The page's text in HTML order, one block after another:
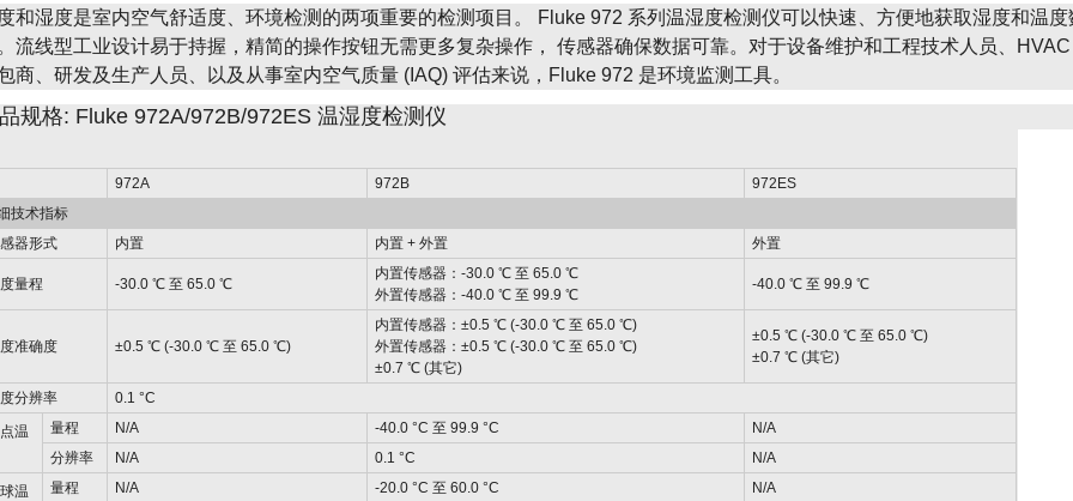
和湿度是室内空气舒适度、环境检测的两项重要的检测项目。 Fluke 972 系列温湿度检测仪可以快速、方便地获取湿度和温度
流线型工业设计易于持握，精简的操作按钮无需更多复杂操作， 传感器确保数据可靠。对于设备维护和工程技术人员、
商、研发及生产人员、以及从事室内空气质量 (IAQ) 评估来说，Fluke 972 是环境监测工具。
规格: Fluke 972A/972B/972ES 温湿度检测仪
972A 972B
972ES
技术指标
器形式
内置 内置 + 外置 外置
量程 -30.0 ℃ 至 65.0 ℃
内置传感器：-30.0 ℃ 至 65.0 ℃
外置传感器：-40.0 ℃ 至 99.9 ℃
-40.0 ℃ 至 99.9 ℃
准确度 ±0.5 ℃ (-30.0 ℃ 至 65.0 ℃)
内置传感器：±0.5 ℃ (-30.0 ℃ 至 65.0 ℃)
外置传感器：±0.5 ℃ (-30.0 ℃ 至 65.0 ℃)
±0.7 ℃ (其它)
±0.5 ℃ (-30.0 ℃ 至 65.0 ℃)
±0.7 ℃ (其它)
分辨率
0.1 °C
温
量程 N/A -40.0 °C 至 99.9 °C
N/A
分辨率
N/A 0.1 °C
N/A
温
量程 N/A -20.0 °C 至 60.0 °C
N/A